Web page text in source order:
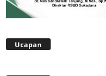
Ucapan